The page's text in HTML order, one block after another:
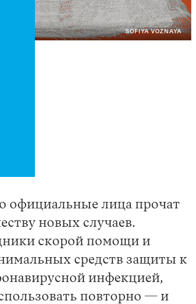
SOFIYA VOZNAYA
официальные лица прочат
новых случаев.
скорой помощи и
средств защиты к
инфекцией,
повторно — и